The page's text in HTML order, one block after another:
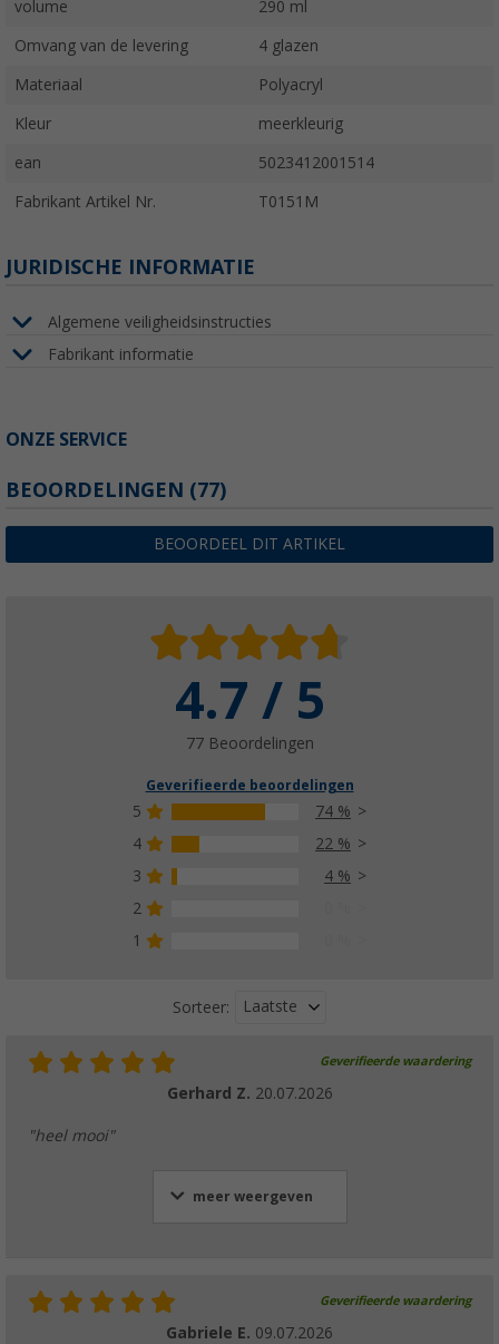
volume 290 ml
Omvang van de levering 4 glazen
Materiaal Polyacryl
Kleur meerkleurig
ean 5023412001514
Fabrikant Artikel Nr. T0151M
JURIDISCHE INFORMATIE
Algemene veiligheidsinstructies
Fabrikant informatie
ONZE SERVICE
BEOORDELINGEN (77)
BEOORDEEL DIT ARTIKEL
4.7 / 5
77 Beoordelingen
Geverifieerde beoordelingen
5
74 %
4
22 %
3
4 %
2
1
Sorteer: Laatste
Geverifieerde waardering
Gerhard Z. 20.07.2026
"heel mooi"
meer weergeven
Geverifieerde waardering
Gabriele E. 09.07.2026